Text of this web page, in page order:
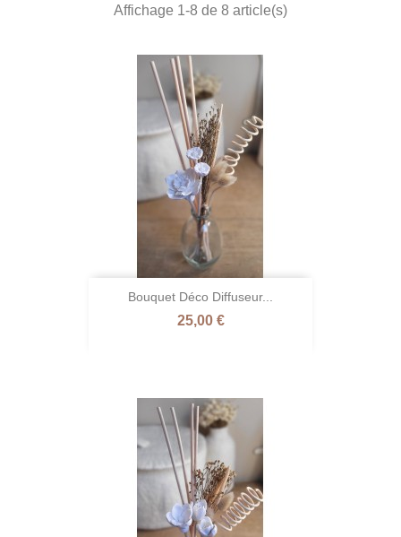
Affichage 1-8 de 8 article(s)
Bouquet Déco Diffuseur...
Prix
25,00 €